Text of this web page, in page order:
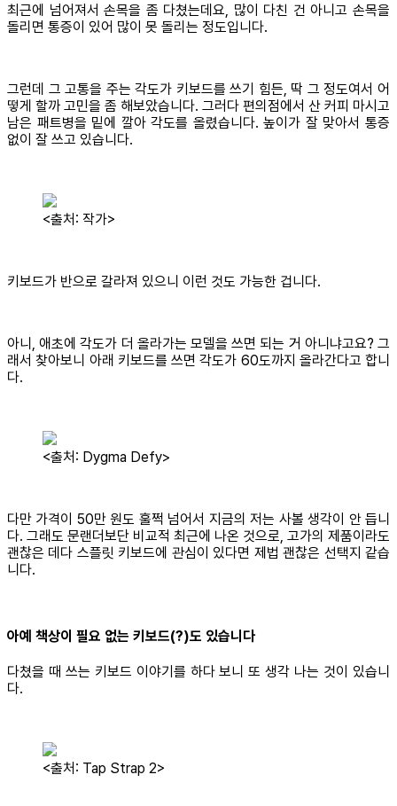
최근에 넘어져서 손목을 좀 다쳤는데요, 많이 다친 건 아니고 손목을
돌리면 통증이 있어 많이 못 돌리는 정도입니다.
그런데 그 고통을 주는 각도가 키보드를 쓰기 힘든, 딱 그 정도여서 어
떻게 할까 고민을 좀 해보았습니다. 그러다 편의점에서 산 커피 마시고
남은 패트병을 밑에 깔아 각도를 올렸습니다. 높이가 잘 맞아서 통증
없이 잘 쓰고 있습니다.
<출처: 작가>
키보드가 반으로 갈라져 있으니 이런 것도 가능한 겁니다.
아니, 애초에 각도가 더 올라가는 모델을 쓰면 되는 거 아니냐고요? 그
래서 찾아보니 아래 키보드를 쓰면 각도가 60도까지 올라간다고 합니
다.
<출처: Dygma Defy>
다만 가격이 50만 원도 훌쩍 넘어서 지금의 저는 사볼 생각이 안 듭니
다. 그래도 문랜더보단 비교적 최근에 나온 것으로, 고가의 제품이라도
괜찮은 데다 스플릿 키보드에 관심이 있다면 제법 괜찮은 선택지 같습
니다.
아예 책상이 필요 없는 키보드(?)도 있습니다
다쳤을 때 쓰는 키보드 이야기를 하다 보니 또 생각 나는 것이 있습니
다.
<출처: Tap Strap 2>